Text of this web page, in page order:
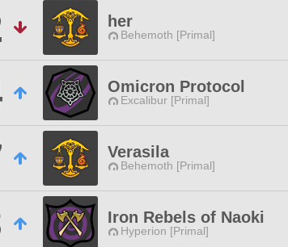
her
Behemoth [Primal]
Omicron Protocol
Excalibur [Primal]
Verasila
Behemoth [Primal]
Iron Rebels of Naoki
Hyperion [Primal]